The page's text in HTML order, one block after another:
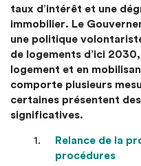
taux d’intérêt et une
immobilier. Le
une politique
de logements d’ici
logement et en
comporte plusieurs
certaines présentent
significatives.
Relance de la
procédures